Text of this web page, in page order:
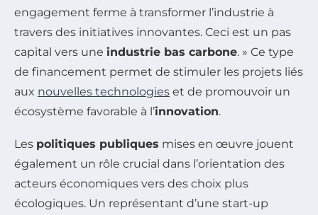
engagement ferme à transformer l’industrie à
travers des initiatives innovantes. Ceci est un pas
capital vers une industrie bas carbone. » Ce type
de financement permet de stimuler les projets liés
aux nouvelles technologies et de promouvoir un
écosystème favorable à l’innovation.
Les politiques publiques mises en œuvre jouent
également un rôle crucial dans l’orientation des
acteurs économiques vers des choix plus
écologiques. Un représentant d’une start-up